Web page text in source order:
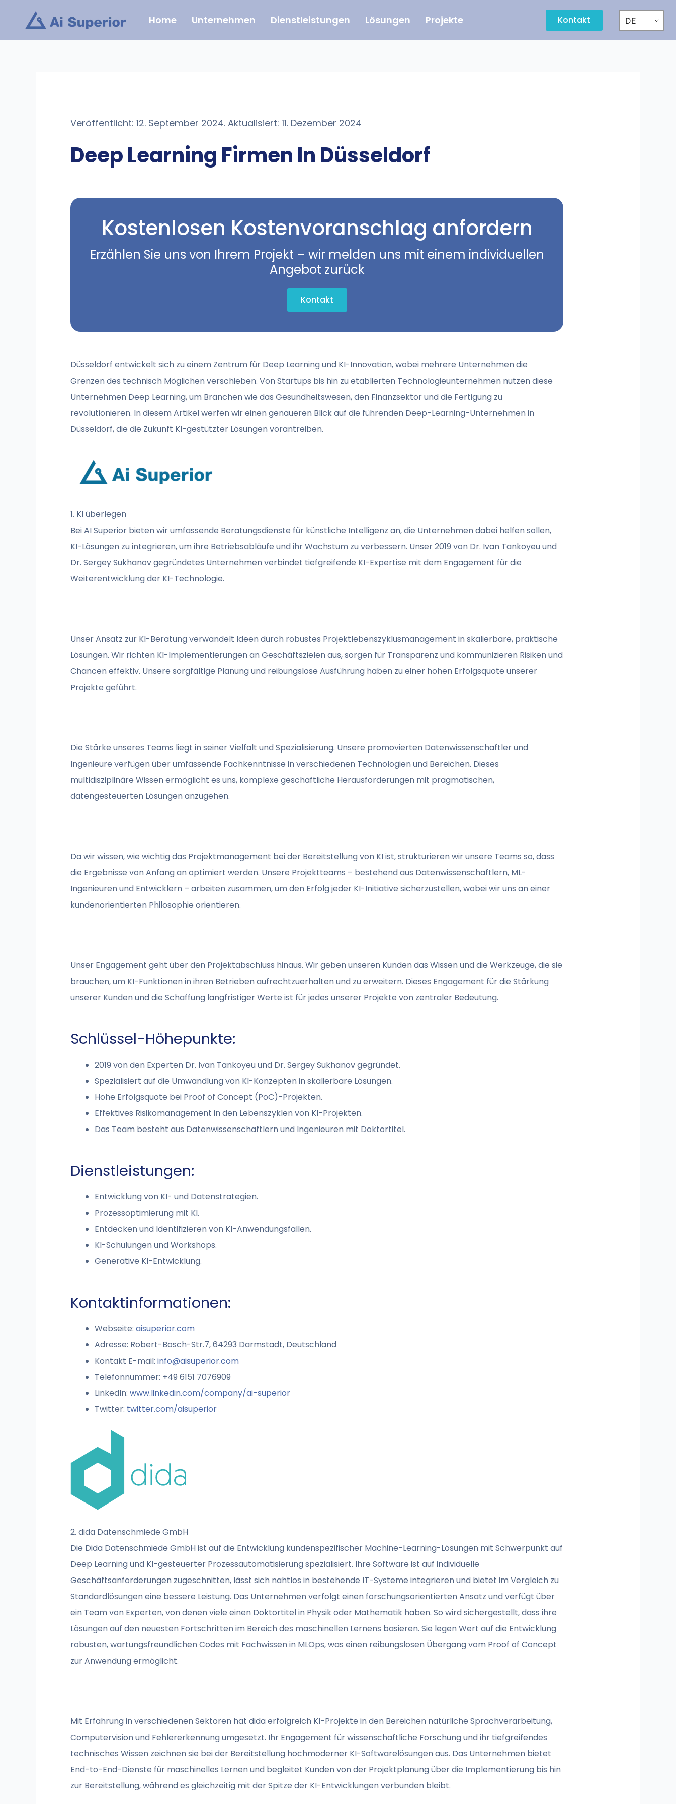
springen
Home Unternehmen Dienstleistungen Lösungen Projekte Kontakt DE
Veröffentlicht: 12. September 2024. Aktualisiert: 11. Dezember 2024
Deep Learning Firmen In Düsseldorf
Kostenlosen Kostenvoranschlag anfordern
Erzählen Sie uns von Ihrem Projekt – wir melden uns mit einem individuellen
Angebot zurück
Kontakt
Düsseldorf entwickelt sich zu einem Zentrum für Deep Learning und KI-Innovation, wobei mehrere Unternehmen die
Grenzen des technisch Möglichen verschieben. Von Startups bis hin zu etablierten Technologieunternehmen nutzen diese
Unternehmen Deep Learning, um Branchen wie das Gesundheitswesen, den Finanzsektor und die Fertigung zu
revolutionieren. In diesem Artikel werfen wir einen genaueren Blick auf die führenden Deep-Learning-Unternehmen in
Düsseldorf, die die Zukunft KI-gestützter Lösungen vorantreiben.
1. KI überlegen
Bei AI Superior bieten wir umfassende Beratungsdienste für künstliche Intelligenz an, die Unternehmen dabei helfen sollen,
KI-Lösungen zu integrieren, um ihre Betriebsabläufe und ihr Wachstum zu verbessern. Unser 2019 von Dr. Ivan Tankoyeu und
Dr. Sergey Sukhanov gegründetes Unternehmen verbindet tiefgreifende KI-Expertise mit dem Engagement für die
Weiterentwicklung der KI-Technologie.
Unser Ansatz zur KI-Beratung verwandelt Ideen durch robustes Projektlebenszyklusmanagement in skalierbare, praktische
Lösungen. Wir richten KI-Implementierungen an Geschäftszielen aus, sorgen für Transparenz und kommunizieren Risiken und
Chancen effektiv. Unsere sorgfältige Planung und reibungslose Ausführung haben zu einer hohen Erfolgsquote unserer
Projekte geführt.
Die Stärke unseres Teams liegt in seiner Vielfalt und Spezialisierung. Unsere promovierten Datenwissenschaftler und
Ingenieure verfügen über umfassende Fachkenntnisse in verschiedenen Technologien und Bereichen. Dieses
multidisziplinäre Wissen ermöglicht es uns, komplexe geschäftliche Herausforderungen mit pragmatischen,
datengesteuerten Lösungen anzugehen.
Da wir wissen, wie wichtig das Projektmanagement bei der Bereitstellung von KI ist, strukturieren wir unsere Teams so, dass
die Ergebnisse von Anfang an optimiert werden. Unsere Projektteams – bestehend aus Datenwissenschaftlern, ML-
Ingenieuren und Entwicklern – arbeiten zusammen, um den Erfolg jeder KI-Initiative sicherzustellen, wobei wir uns an einer
kundenorientierten Philosophie orientieren.
Unser Engagement geht über den Projektabschluss hinaus. Wir geben unseren Kunden das Wissen und die Werkzeuge, die sie
brauchen, um KI-Funktionen in ihren Betrieben aufrechtzuerhalten und zu erweitern. Dieses Engagement für die Stärkung
unserer Kunden und die Schaffung langfristiger Werte ist für jedes unserer Projekte von zentraler Bedeutung.
Schlüssel-Höhepunkte:
2019 von den Experten Dr. Ivan Tankoyeu und Dr. Sergey Sukhanov gegründet.
Spezialisiert auf die Umwandlung von KI-Konzepten in skalierbare Lösungen.
Hohe Erfolgsquote bei Proof of Concept (PoC)-Projekten.
Effektives Risikomanagement in den Lebenszyklen von KI-Projekten.
Das Team besteht aus Datenwissenschaftlern und Ingenieuren mit Doktortitel.
Dienstleistungen:
Entwicklung von KI- und Datenstrategien.
Prozessoptimierung mit KI.
Entdecken und Identifizieren von KI-Anwendungsfällen.
KI-Schulungen und Workshops.
Generative KI-Entwicklung.
Kontaktinformationen:
Webseite: aisuperior.com
Adresse: Robert-Bosch-Str.7, 64293 Darmstadt, Deutschland
Kontakt E-mail: info@aisuperior.com
Telefonnummer: +49 6151 7076909
LinkedIn: www.linkedin.com/company/ai-superior
Twitter: twitter.com/aisuperior
2. dida Datenschmiede GmbH
Die Dida Datenschmiede GmbH ist auf die Entwicklung kundenspezifischer Machine-Learning-Lösungen mit Schwerpunkt auf
Deep Learning und KI-gesteuerter Prozessautomatisierung spezialisiert. Ihre Software ist auf individuelle
Geschäftsanforderungen zugeschnitten, lässt sich nahtlos in bestehende IT-Systeme integrieren und bietet im Vergleich zu
Standardlösungen eine bessere Leistung. Das Unternehmen verfolgt einen forschungsorientierten Ansatz und verfügt über
ein Team von Experten, von denen viele einen Doktortitel in Physik oder Mathematik haben. So wird sichergestellt, dass ihre
Lösungen auf den neuesten Fortschritten im Bereich des maschinellen Lernens basieren. Sie legen Wert auf die Entwicklung
robusten, wartungsfreundlichen Codes mit Fachwissen in MLOps, was einen reibungslosen Übergang vom Proof of Concept
zur Anwendung ermöglicht.
Mit Erfahrung in verschiedenen Sektoren hat dida erfolgreich KI-Projekte in den Bereichen natürliche Sprachverarbeitung,
Computervision und Fehlererkennung umgesetzt. Ihr Engagement für wissenschaftliche Forschung und ihr tiefgreifendes
technisches Wissen zeichnen sie bei der Bereitstellung hochmoderner KI-Softwarelösungen aus. Das Unternehmen bietet
End-to-End-Dienste für maschinelles Lernen und begleitet Kunden von der Projektplanung über die Implementierung bis hin
zur Bereitstellung, während es gleichzeitig mit der Spitze der KI-Entwicklungen verbunden bleibt.